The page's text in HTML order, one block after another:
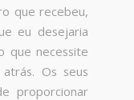
que recebeu,
eu desejaria
que necessite
Os seus
proporcionar